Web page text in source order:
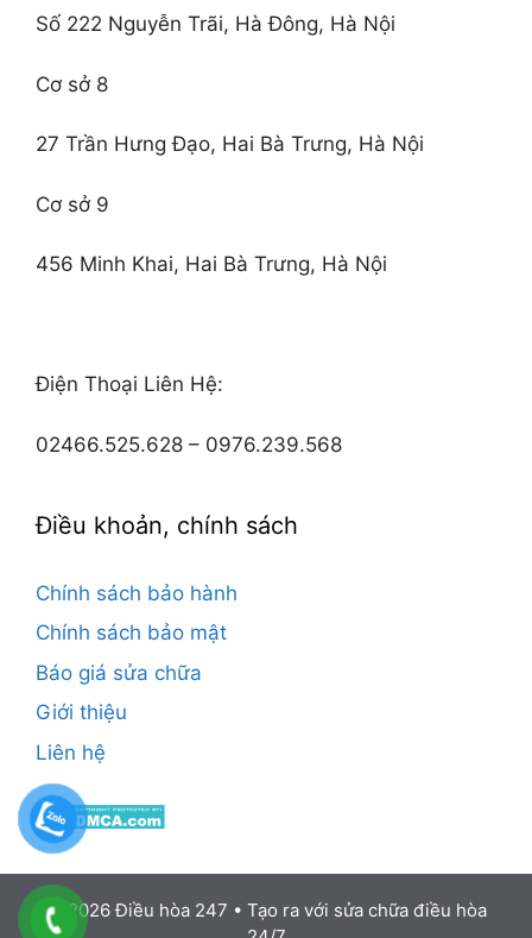
Số 222 Nguyễn Trãi, Hà Đông, Hà Nội
Cơ sở 8
27 Trần Hưng Đạo, Hai Bà Trưng, Hà Nội
Cơ sở 9
456 Minh Khai, Hai Bà Trưng, Hà Nội
Điện Thoại Liên Hệ:
02466.525.628 – 0976.239.568
Điều khoản, chính sách
Chính sách bảo hành
Chính sách bảo mật
Báo giá sửa chữa
Giới thiệu
Liên hệ
© 2026 Điều hòa 247 • Tạo ra với sửa chữa điều hòa